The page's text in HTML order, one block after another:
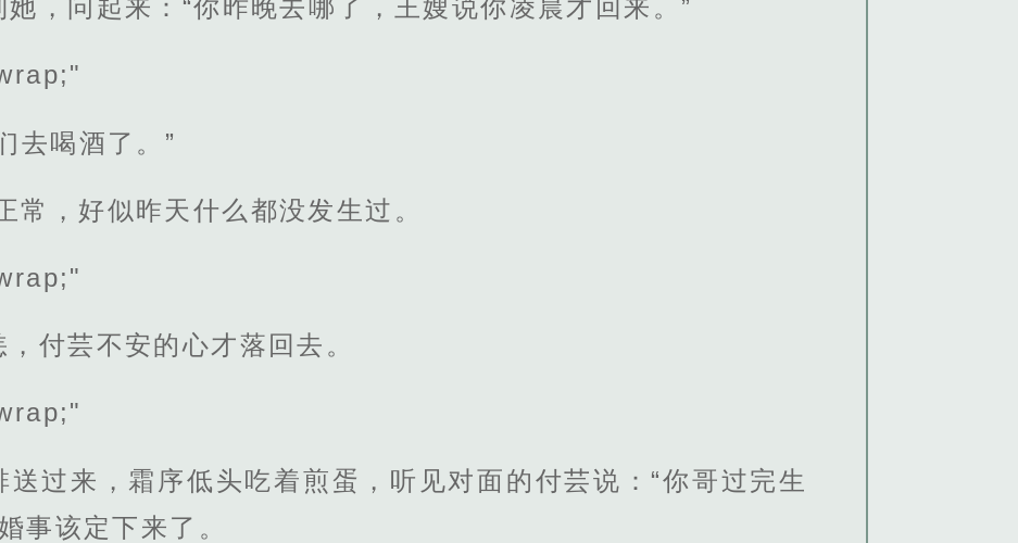
，问起来：“你昨晚去哪了，王嫂说你凌晨才回来。”
去喝酒了。”
常，好似昨天什么都没发生过。
付芸不安的心才落回去。
送过来，霜序低头吃着煎蛋，听见对面的付芸说：“你哥过完生
事该定下来了。